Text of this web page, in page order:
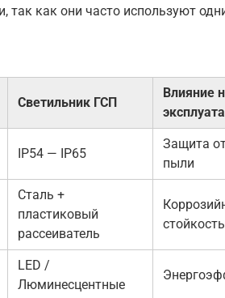
так как они часто используют
Светильник ГСП
Влияние
IP54 — IP65
Защита
пыли
Сталь +
пластиковый
рассеиватель
стойкость
LED /
Люминесцентные